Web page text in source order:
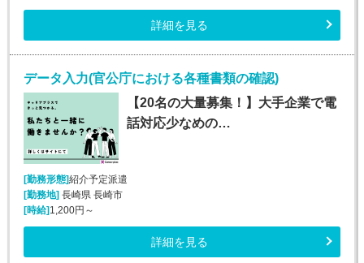
詳細を見る
データ入力(官公庁における各種書類の確認)
【20名の大量募集！】大手企業で電
話対応少なめの…
[勤務形態]紹介予定派遣
[勤務地] 長崎県 長崎市
[時給] 1,200円～
詳細を見る